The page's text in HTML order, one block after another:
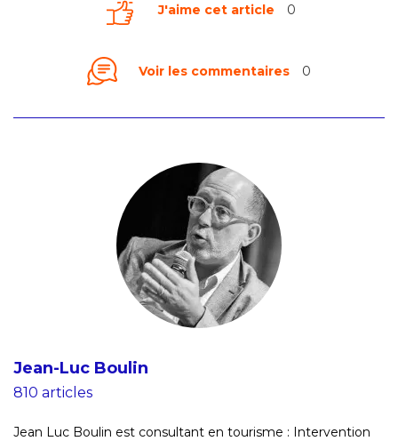
J'aime cet article 0
Voir les commentaires 0
Jean-Luc Boulin
810 articles
Jean Luc Boulin est consultant en tourisme : Intervention